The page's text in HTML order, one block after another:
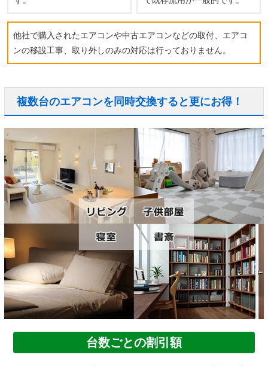
他社で購入されたエアコンや中古エアコンなどの取付、エアコ
ンの移設工事、取り外しのみの対応は行っておりません。
複数台のエアコンを同時交換すると更にお得！
台数ごとの割引額